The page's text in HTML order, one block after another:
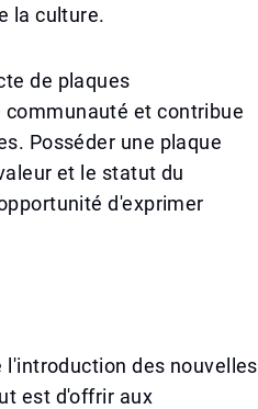
la culture.
de plaques
et contribue
Posséder une plaque
et le statut du
d'exprimer
l'introduction des nouvelles
est d'offrir aux